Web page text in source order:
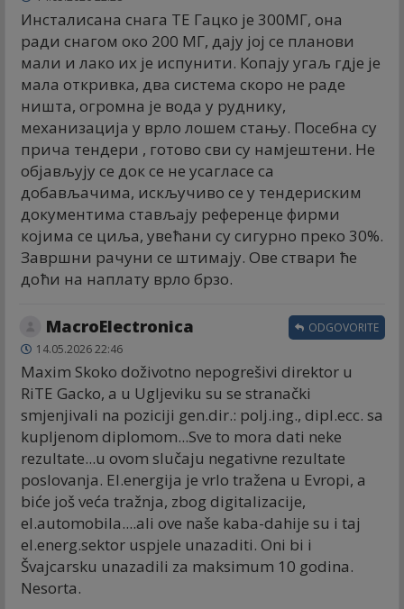
Инсталисана снага ТЕ Гацко је 300МГ, она
ради снагом око 200 МГ, дају јој се планови
мали и лако их је испунити. Копају угаљ гдје је
мала откривка, два система скоро не раде
ништа, огромна је вода у руднику,
механизација у врло лошем стању. Посебна су
прича тендери , готово сви су намјештени. Не
објављују се док се не усагласе са
добављачима, искључиво се у тендериским
документима стављају референце фирми
којима се циља, увећани су сигурно преко 30%.
Завршни рачуни се штимају. Ове ствари ће
доћи на наплату врло брзо.
MacroElectronica
14.05.2026 22:46
Maxim Skoko doživotno nepogrešivi direktor u
RiTE Gacko, a u Ugljeviku su se stranački
smjenjivali na poziciji gen.dir.: polj.ing., dipl.ecc. sa
kupljenom diplomom...Sve to mora dati neke
rezultate...u ovom slučaju negativne rezultate
poslovanja. El.energija je vrlo tražena u Evropi, a
biće još veća tražnja, zbog digitalizacije,
el.automobila....ali ove naše kaba-dahije su i taj
el.energ.sektor uspjele unazaditi. Oni bi i
Švajcarsku unazadili za maksimum 10 godina.
Nesorta.
ODGOVORITE